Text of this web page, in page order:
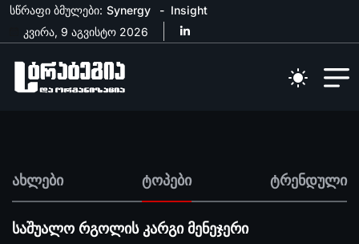
სწრაფი ბმულები: Synergy
Insight
კვირა, 9 აგვისტო 2026
ახლები ტოპები ტრენდული
საშუალო რგოლის კარგი მენეჯერი